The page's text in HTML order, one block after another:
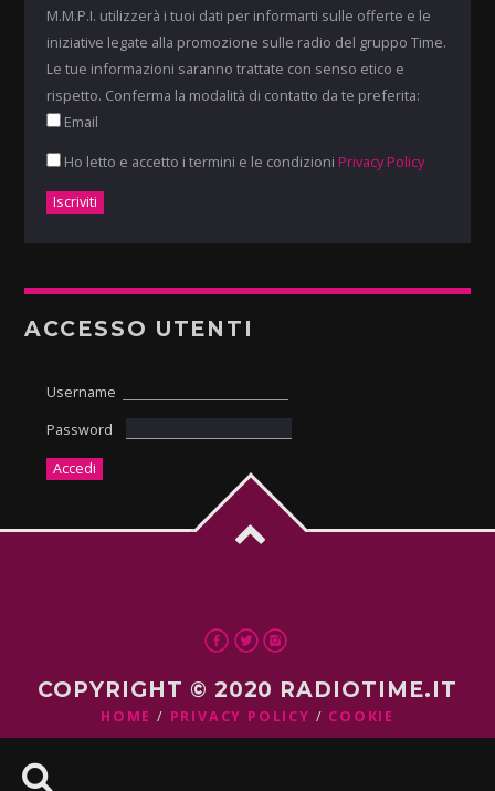
M.M.P.I. utilizzerà i tuoi dati per informarti sulle offerte e le
iniziative legate alla promozione sulle radio del gruppo Time.
Le tue informazioni saranno trattate con senso etico e
rispetto. Conferma la modalità di contatto da te preferita:
Email
Ho letto e accetto i termini e le condizioni Privacy Policy
ACCESSO UTENTI
Username
Password
COPYRIGHT © 2020 RADIOTIME.IT
HOME PRIVACY POLICY COOKIE